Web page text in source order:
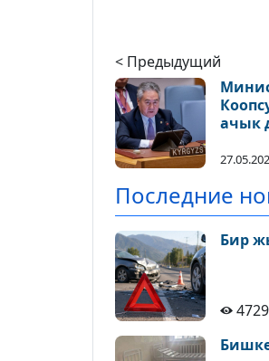
< Предыдущий
ачык
Последние
Бир
4729